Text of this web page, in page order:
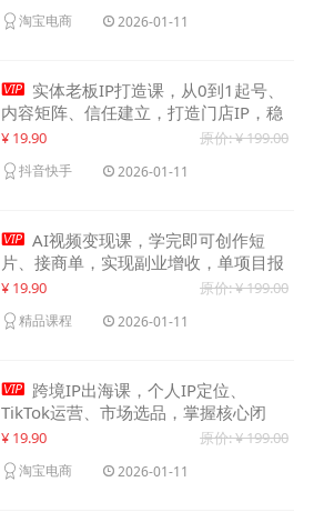
淘宝电商 2026-01-11
 实体老板IP打造课，从0到1起号、
内容矩阵、信任建立，打造门店IP，稳
定获客增收
¥ 19.90 原价: ¥ 199.00
抖音快手 2026-01-11
 AI视频变现课，学完即可创作短
片、接商单，实现副业增收，单项目报
价可达千元
¥ 19.90 原价: ¥ 199.00
精品课程 2026-01-11
 跨境IP出海课，个人IP定位、
TikTok运营、市场选品，掌握核心闭
环，实现月入1万美金+
¥ 19.90 原价: ¥ 199.00
淘宝电商 2026-01-11